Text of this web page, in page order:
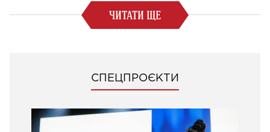
ЧИТАТИ ЩЕ
СПЕЦПРОЄКТИ